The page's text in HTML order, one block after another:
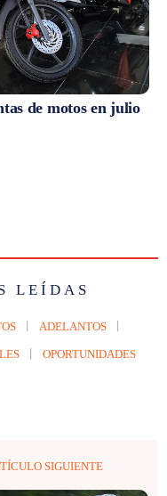
de motos en julio
LEÍDAS
ADELANTOS
OPORTUNIDADES
SIGUIENTE